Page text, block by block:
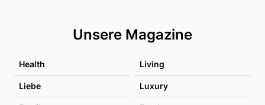
Unsere Magazine
Health Living
Liebe Luxury